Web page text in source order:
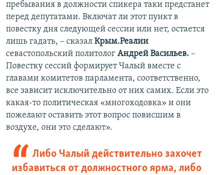
пребывания в должности спикера таки предстанет
перед депутатами. Включат ли этот пункт в
повестку дня следующей сессии или нет, остается
лишь гадать, – сказал Крым.Реалии
севастопольский политолог Андрей Васильев. –
Повестку сессий формирует Чалый вместе с
главами комитетов парламента, соответственно,
все зависит исключительно от них самих. Если это
какая-то политическая «многоходовка» и они
пожелают оставить этот вопрос повисшим в
воздухе, они это сделают».
Либо Чалый действительно захочет
избавиться от должностного ярма, либо